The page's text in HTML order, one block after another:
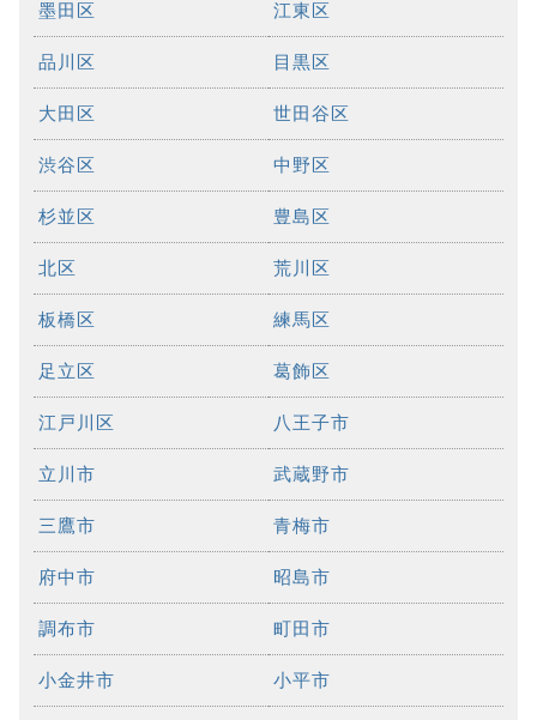
墨田区 江東区
品川区 目黒区
大田区 世田谷区
渋谷区 中野区
杉並区 豊島区
北区 荒川区
板橋区 練馬区
足立区 葛飾区
江戸川区 八王子市
立川市 武蔵野市
三鷹市 青梅市
府中市 昭島市
調布市 町田市
小金井市 小平市